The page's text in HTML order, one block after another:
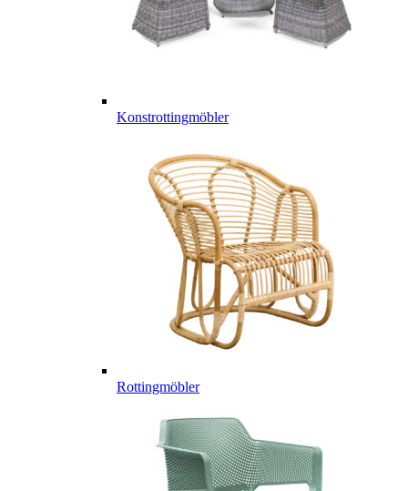
Konstrottingmöbler
Rottingmöbler